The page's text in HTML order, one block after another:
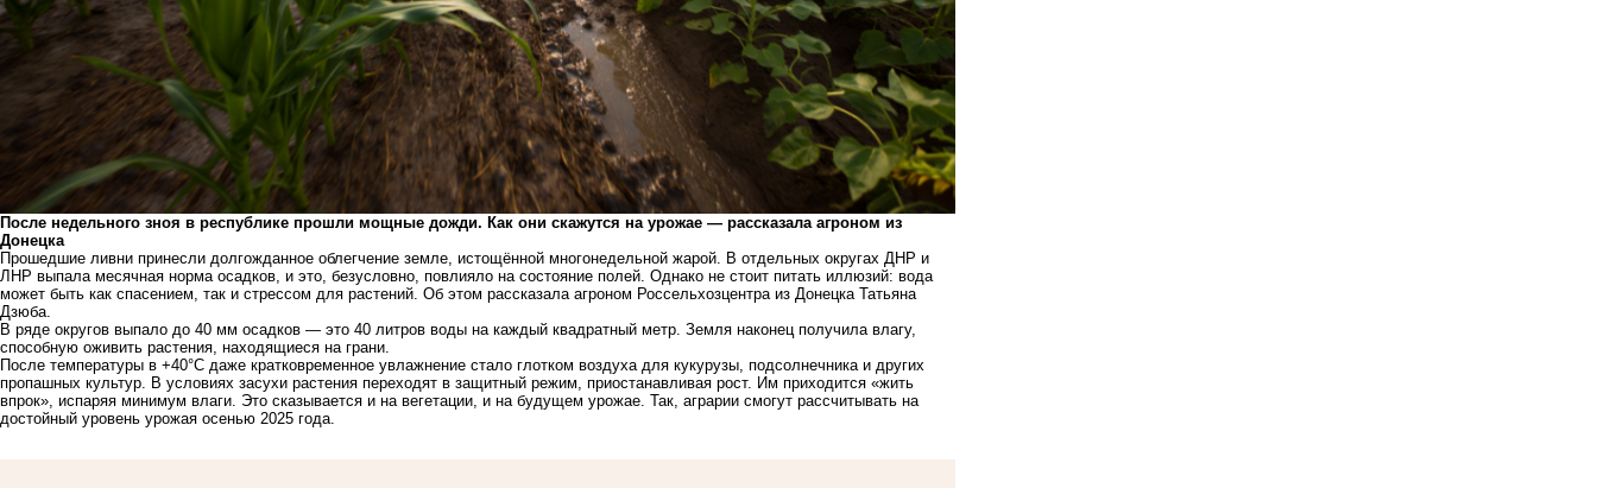
После недельного зноя в республике прошли мощные дожди. Как они скажутся на урожае — рассказала агроном из
Донецка
Прошедшие ливни принесли долгожданное облегчение земле, истощённой многонедельной жарой. В отдельных округах ДНР и
ЛНР выпала месячная норма осадков, и это, безусловно, повлияло на состояние полей. Однако не стоит питать иллюзий: вода
может быть как спасением, так и стрессом для растений. Об этом рассказала агроном Россельхозцентра из Донецка Татьяна
Дзюба.
В ряде округов выпало до 40 мм осадков — это 40 литров воды на каждый квадратный метр. Земля наконец получила влагу,
способную оживить растения, находящиеся на грани.
После температуры в +40°C даже кратковременное увлажнение стало глотком воздуха для кукурузы, подсолнечника и других
пропашных культур. В условиях засухи растения переходят в защитный режим, приостанавливая рост. Им приходится «жить
впрок», испаряя минимум влаги. Это сказывается и на вегетации, и на будущем урожае. Так, аграрии смогут рассчитывать на
достойный уровень урожая осенью 2025 года.